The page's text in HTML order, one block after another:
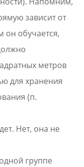
зависит от
он обучается,
метров
для хранения
(п.
Нет, она не
группе